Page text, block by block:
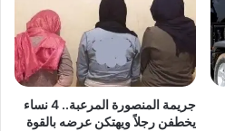
جريمة المنصورة المرعبة.. 4 نساء
يخطفن رجلاً ويهتكن عرضه بالقوة